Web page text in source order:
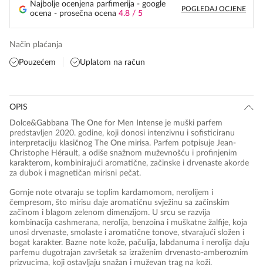
Najbolje ocenjena parfimerija - google
ocena - prosečna ocena 4.8 / 5
POGLEDAJ OCJENE
Način plaćanja
Pouzećem Uplatom na račun
OPIS
Dolce&Gabbana The One for Men Intense je muški parfem
predstavljen 2020. godine, koji donosi intenzivnu i sofisticiranu
interpretaciju klasičnog The One mirisa. Parfem potpisuje Jean-
Christophe Hérault, a odiše snažnom muževnošću i profinjenim
karakterom, kombinirajući aromatične, začinske i drvenaste akorde
za dubok i magnetičan mirisni pečat.
Gornje note otvaraju se toplim kardamomom, nerolijem i
čempresom, što mirisu daje aromatičnu svježinu sa začinskim
začinom i blagom zelenom dimenzijom. U srcu se razvija
kombinacija cashmerana, nerolija, benzoina i muškatne žalfije, koja
unosi drvenaste, smolaste i aromatične tonove, stvarajući složen i
bogat karakter. Bazne note kože, pačulija, labdanuma i nerolija daju
parfemu dugotrajan završetak sa izraženim drvenasto-amberoznim
prizvucima, koji ostavljaju snažan i muževan trag na koži.